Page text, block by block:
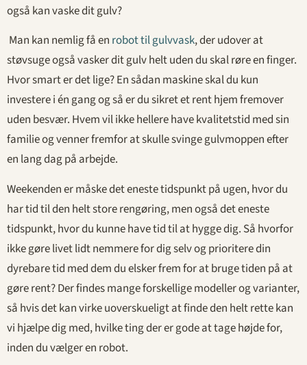
også kan vaske dit gulv?
Man kan nemlig få en robot til gulvvask, der udover at
støvsuge også vasker dit gulv helt uden du skal røre en finger.
Hvor smart er det lige? En sådan maskine skal du kun
investere i én gang og så er du sikret et rent hjem fremover
uden besvær. Hvem vil ikke hellere have kvalitetstid med sin
familie og venner fremfor at skulle svinge gulvmoppen efter
en lang dag på arbejde.
Weekenden er måske det eneste tidspunkt på ugen, hvor du
har tid til den helt store rengøring, men også det eneste
tidspunkt, hvor du kunne have tid til at hygge dig. Så hvorfor
ikke gøre livet lidt nemmere for dig selv og prioritere din
dyrebare tid med dem du elsker frem for at bruge tiden på at
gøre rent? Der findes mange forskellige modeller og varianter,
så hvis det kan virke uoverskueligt at finde den helt rette kan
vi hjælpe dig med, hvilke ting der er gode at tage højde for,
inden du vælger en robot.